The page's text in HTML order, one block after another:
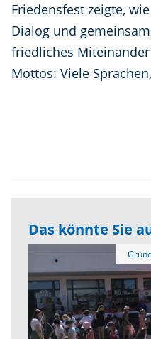
Friedensfest zeigte,
Dialog und
friedliches
Mottos: Viele
Das könnte Sie